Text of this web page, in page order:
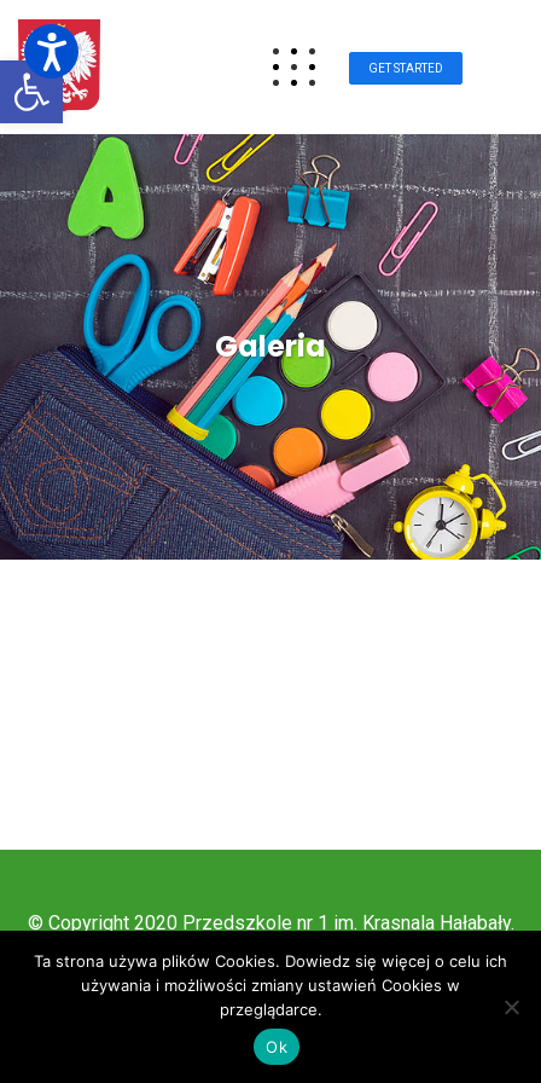
Otwórz pasek narzędziGET STARTED
Galeria
© Copyright 2020 Przedszkole nr 1 im. Krasnala Hałabały.
All Rights Reserved.
Ta strona używa plików Cookies. Dowiedz się więcej o celu ich
używania i możliwości zmiany ustawień Cookies w
przeglądarce.
Ok